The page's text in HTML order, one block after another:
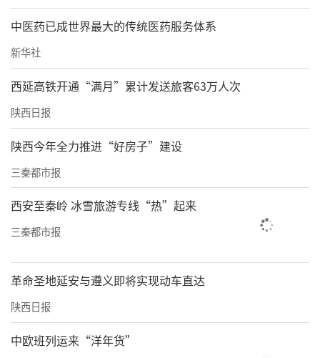
中医药已成世界最大的传统医药服务体系
新华社
西延高铁开通“满月”累计发送旅客63万人次
陕西日报
陕西今年全力推进“好房子”建设
三秦都市报
西安至秦岭 冰雪旅游专线“热”起来
三秦都市报
革命圣地延安与遵义即将实现动车直达
陕西日报
中欧班列运来“洋年货”